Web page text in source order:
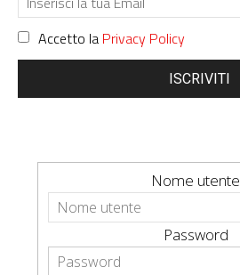
Accetto la Privacy Policy
ISCRIVITI
Nome utente
Password